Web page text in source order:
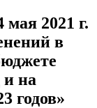
2021 г.
в
и на
годов»